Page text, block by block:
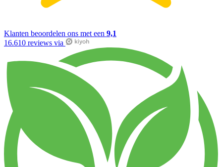
Klanten beoordelen ons met een 9,1
16.610 reviews via